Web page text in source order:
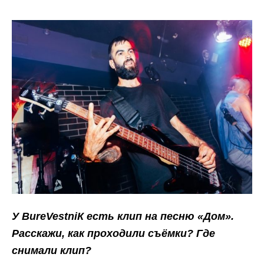
У BureVestniК есть клип на песню «Дом».
Расскажи, как проходили съёмки? Где
снимали клип?